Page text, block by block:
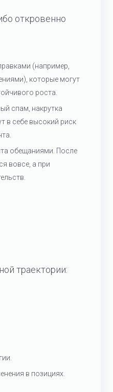
откровенно
(например,
которые могут
роста.
спам, накрутка
в себе высокий риск
обещаниями. После
вовсе, а при
траектории:
в позициях.